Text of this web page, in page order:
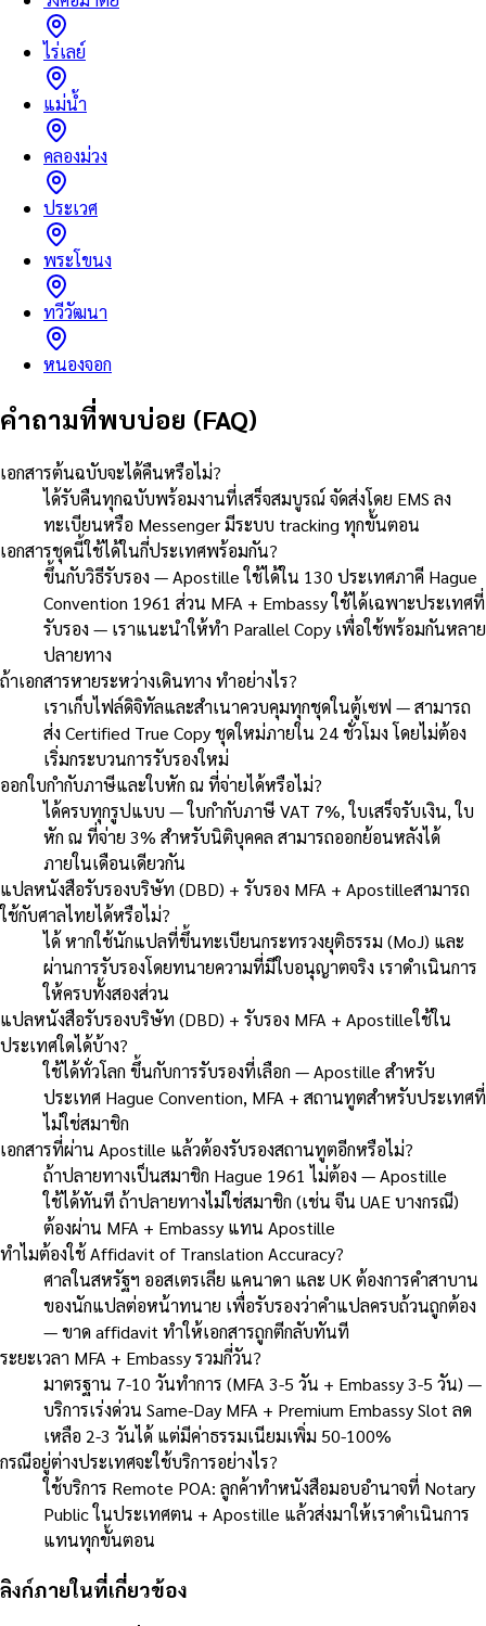
ไร่เลย์
แม่น้ำ
คลองม่วง
ประเวศ
พระโขนง
ทวีวัฒนา
หนองจอก
คำถามที่พบบ่อย (FAQ)
เอกสารต้นฉบับจะได้คืนหรือไม่?
ได้รับคืนทุกฉบับพร้อมงานที่เสร็จสมบูรณ์ จัดส่งโดย EMS ลง
ทะเบียนหรือ Messenger มีระบบ tracking ทุกขั้นตอน
เอกสารชุดนี้ใช้ได้ในกี่ประเทศพร้อมกัน?
ขึ้นกับวิธีรับรอง — Apostille ใช้ได้ใน 130 ประเทศภาคี Hague
Convention 1961 ส่วน MFA + Embassy ใช้ได้เฉพาะประเทศที่
รับรอง — เราแนะนำให้ทำ Parallel Copy เพื่อใช้พร้อมกันหลาย
ปลายทาง
ถ้าเอกสารหายระหว่างเดินทาง ทำอย่างไร?
เราเก็บไฟล์ดิจิทัลและสำเนาควบคุมทุกชุดในตู้เซฟ — สามารถ
ส่ง Certified True Copy ชุดใหม่ภายใน 24 ชั่วโมง โดยไม่ต้อง
เริ่มกระบวนการรับรองใหม่
ออกใบกำกับภาษีและใบหัก ณ ที่จ่ายได้หรือไม่?
ได้ครบทุกรูปแบบ — ใบกำกับภาษี VAT 7%, ใบเสร็จรับเงิน, ใบ
หัก ณ ที่จ่าย 3% สำหรับนิติบุคคล สามารถออกย้อนหลังได้
ภายในเดือนเดียวกัน
แปลหนังสือรับรองบริษัท (DBD) + รับรอง MFA + Apostilleสามารถ
ใช้กับศาลไทยได้หรือไม่?
ได้ หากใช้นักแปลที่ขึ้นทะเบียนกระทรวงยุติธรรม (MoJ) และ
ผ่านการรับรองโดยทนายความที่มีใบอนุญาตจริง เราดำเนินการ
ให้ครบทั้งสองส่วน
แปลหนังสือรับรองบริษัท (DBD) + รับรอง MFA + Apostilleใช้ใน
ประเทศใดได้บ้าง?
ใช้ได้ทั่วโลก ขึ้นกับการรับรองที่เลือก — Apostille สำหรับ
ประเทศ Hague Convention, MFA + สถานทูตสำหรับประเทศที่
ไม่ใช่สมาชิก
เอกสารที่ผ่าน Apostille แล้วต้องรับรองสถานทูตอีกหรือไม่?
ถ้าปลายทางเป็นสมาชิก Hague 1961 ไม่ต้อง — Apostille
ใช้ได้ทันที ถ้าปลายทางไม่ใช่สมาชิก (เช่น จีน UAE บางกรณี)
ต้องผ่าน MFA + Embassy แทน Apostille
ทำไมต้องใช้ Affidavit of Translation Accuracy?
ศาลในสหรัฐฯ ออสเตรเลีย แคนาดา และ UK ต้องการคำสาบาน
ของนักแปลต่อหน้าทนาย เพื่อรับรองว่าคำแปลครบถ้วนถูกต้อง
— ขาด affidavit ทำให้เอกสารถูกตีกลับทันที
ระยะเวลา MFA + Embassy รวมกี่วัน?
มาตรฐาน 7-10 วันทำการ (MFA 3-5 วัน + Embassy 3-5 วัน) —
บริการเร่งด่วน Same-Day MFA + Premium Embassy Slot ลด
เหลือ 2-3 วันได้ แต่มีค่าธรรมเนียมเพิ่ม 50-100%
กรณีอยู่ต่างประเทศจะใช้บริการอย่างไร?
ใช้บริการ Remote POA: ลูกค้าทำหนังสือมอบอำนาจที่ Notary
Public ในประเทศตน + Apostille แล้วส่งมาให้เราดำเนินการ
แทนทุกขั้นตอน
ลิงก์ภายในที่เกี่ยวข้อง